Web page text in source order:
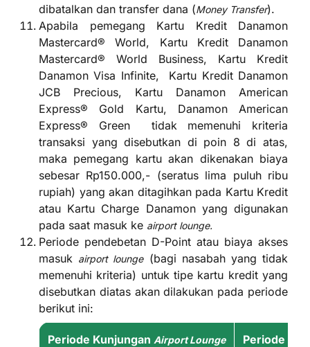
dibatalkan dan transfer dana (Money Transfer).
Apabila pemegang Kartu Kredit Danamon
Mastercard® World, Kartu Kredit Danamon
Mastercard® World Business, Kartu Kredit
Danamon Visa Infinite, Kartu Kredit Danamon
JCB Precious, Kartu Danamon American
Express® Gold Kartu, Danamon American
Express® Green tidak memenuhi kriteria
transaksi yang disebutkan di poin 8 di atas,
maka pemegang kartu akan dikenakan biaya
sebesar Rp150.000,- (seratus lima puluh ribu
rupiah) yang akan ditagihkan pada Kartu Kredit
atau Kartu Charge Danamon yang digunakan
pada saat masuk ke airport lounge.
Periode pendebetan D-Point atau biaya akses
masuk airport lounge(bagi nasabah yang tidak
memenuhi kriteria) untuk tipe kartu kredit yang
disebutkan diatas akan dilakukan pada periode
berikut ini:
Periode Kunjungan Airport Lounge Periode